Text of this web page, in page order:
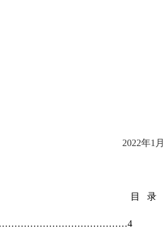
2022年1 月
目 录
4